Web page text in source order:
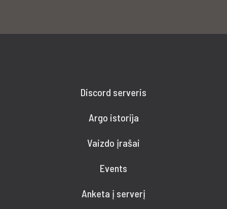
Discord serveris
Argo istorija
Vaizdo įrašai
Events
Anketa į serverį